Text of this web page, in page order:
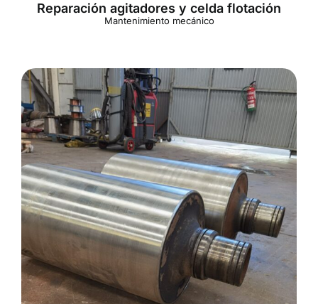
Reparación agitadores y celda flotación
Mantenimiento mecánico